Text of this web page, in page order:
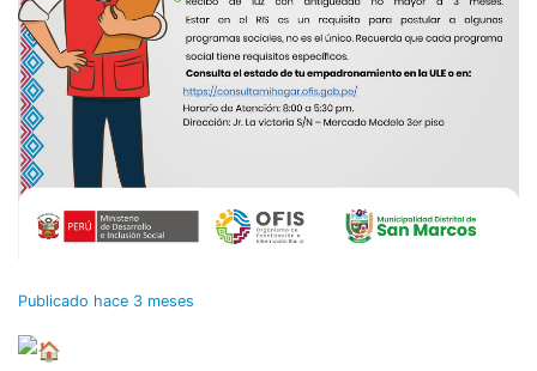
Publicado hace 3 meses